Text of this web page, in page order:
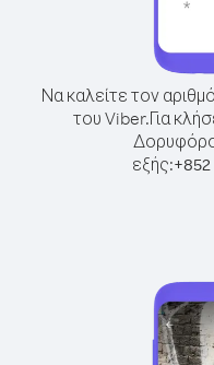
Να καλείτε τον
του Viber.Για
εξής:+852